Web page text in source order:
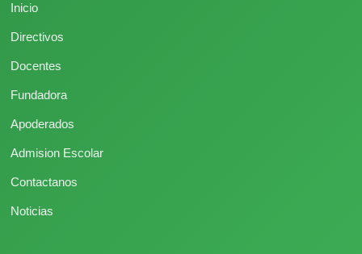
Inicio
Directivos
Docentes
Fundadora
Apoderados
Admision Escolar
Contactanos
Noticias